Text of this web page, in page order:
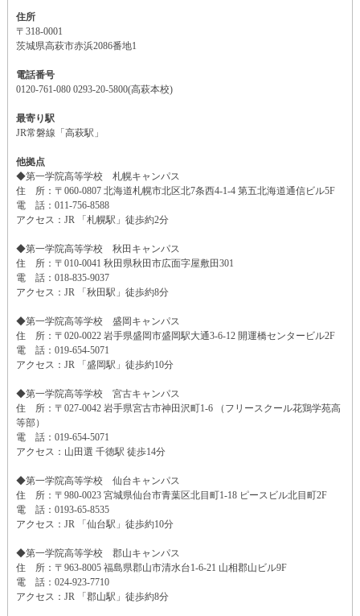
住所
〒318-0001
茨城県高萩市赤浜2086番地1
電話番号
0120-761-080 0293-20-5800(高萩本校)
最寄り駅
JR常磐線「高萩駅」
他拠点
◆第一学院高等学校 札幌キャンパス
住 所：〒060-0807 北海道札幌市北区北7条西4-1-4 第五北海道通信ビル5F
電 話：011-756-8588
アクセス：JR 「札幌駅」徒歩約2分
◆第一学院高等学校 秋田キャンパス
住 所：〒010-0041 秋田県秋田市広面字屋敷田301
電 話：018-835-9037
アクセス：JR 「秋田駅」徒歩約8分
◆第一学院高等学校 盛岡キャンパス
住 所：〒020-0022 岩手県盛岡市盛岡駅大通3-6-12 開運橋センタービル2F
電 話：019-654-5071
アクセス：JR 「盛岡駅」徒歩約10分
◆第一学院高等学校 宮古キャンパス
住 所：〒027-0042 岩手県宮古市神田沢町1-6 （フリースクール花鶏学苑高
等部）
電 話：019-654-5071
アクセス：山田選 千徳駅 徒歩14分
◆第一学院高等学校 仙台キャンパス
住 所：〒980-0023 宮城県仙台市青葉区北目町1-18 ピースビル北目町2F
電 話：0193-65-8535
アクセス：JR 「仙台駅」徒歩約10分
◆第一学院高等学校 郡山キャンパス
住 所：〒963-8005 福島県郡山市清水台1-6-21 山相郡山ビル9F
電 話：024-923-7710
アクセス：JR 「郡山駅」徒歩約8分